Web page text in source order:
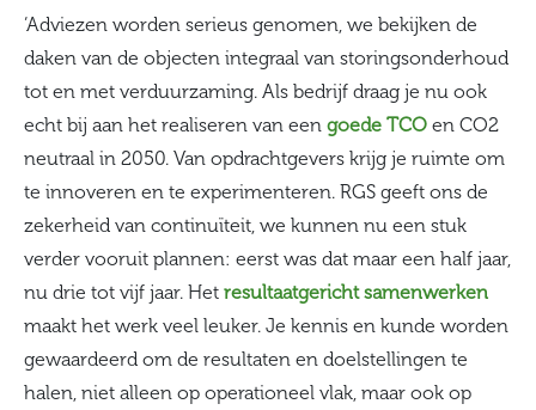
‘Adviezen worden serieus genomen, we bekijken de
daken van de objecten integraal van storingsonderhoud
tot en met verduurzaming. Als bedrijf draag je nu ook
echt bij aan het realiseren van een goede TCO en CO2
neutraal in 2050. Van opdrachtgevers krijg je ruimte om
te innoveren en te experimenteren. RGS geeft ons de
zekerheid van continuïteit, we kunnen nu een stuk
verder vooruit plannen: eerst was dat maar een half jaar,
nu drie tot vijf jaar. Het resultaatgericht samenwerken
maakt het werk veel leuker. Je kennis en kunde worden
gewaardeerd om de resultaten en doelstellingen te
halen, niet alleen op operationeel vlak, maar ook op